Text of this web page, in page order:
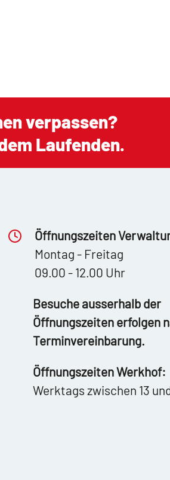
verpassen?
Laufenden.
Öffnungszeiten
Montag - Freitag
09.00 - 12.00 Uhr
Besuche ausserhalb der
Öffnungszeiten erfolgen
Terminvereinbarung.
Öffnungszeiten Werkhof:
Werktags zwischen 13